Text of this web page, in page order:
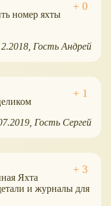
номер яхты
Гость Андрей
Гость Сергей
Яхта
и журналы для